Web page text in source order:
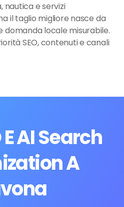
nautica e servizi
il taglio migliore nasce da
domanda locale misurabile.
SEO, contenuti e canali
E AI Search
A